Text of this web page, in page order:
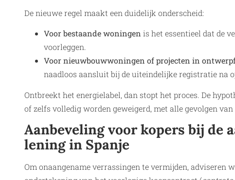
De nieuwe regel maakt een duidelijk onderscheid:
Voor bestaande woningen is het essentieel dat de
voorleggen.
Voor nieuwbouwwoningen of projecten in
naadloos aansluit bij de uiteindelijke registratie na
Ontbreekt het energielabel, dan stopt het proces. De
of zelfs volledig worden geweigerd, met alle gevolgen
Aanbeveling voor kopers bij de
lening in Spanje
Om onaangename verrassingen te vermijden, adviseren